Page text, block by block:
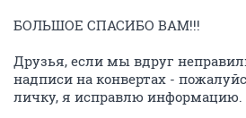
БОЛЬШОЕ СПАСИБО ВАМ!!!
Друзья, если мы вдруг
надписи на конвертах -
личку, я исправлю информацию.